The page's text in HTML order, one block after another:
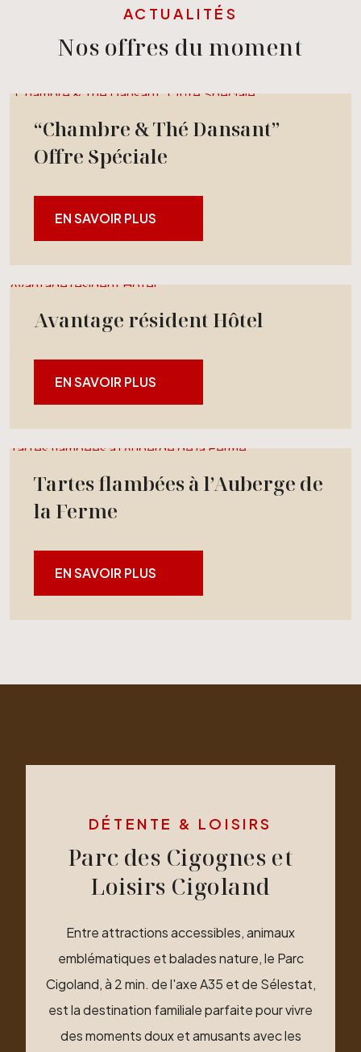
ACTUALITÉS
Nos offres du moment
“Chambre & Thé Dansant” Offre Spéciale
“Chambre & Thé Dansant”
Offre Spéciale
EN SAVOIR PLUS
Avantage résident Hôtel
Avantage résident Hôtel
EN SAVOIR PLUS
Tartes flambées à l’Auberge de la Ferme
Tartes flambées à l’Auberge de
la Ferme
EN SAVOIR PLUS
DÉTENTE & LOISIRS
Parc des Cigognes et
Loisirs Cigoland
Entre attractions accessibles, animaux
emblématiques et balades nature, le Parc
Cigoland, à 2 min. de l'axe A35 et de Sélestat,
est la destination familiale parfaite pour vivre
des moments doux et amusants avec les